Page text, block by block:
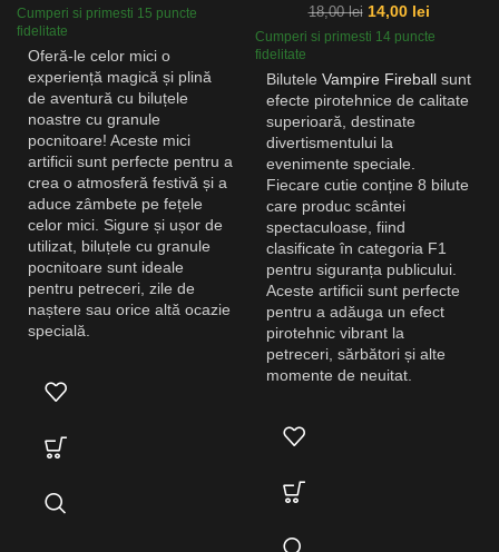
Cumperi si primesti 15 puncte
fidelitate
Oferă-le celor mici o
experiență magică și plină
de aventură cu biluțele
noastre cu granule
pocnitoare! Aceste mici
artificii sunt perfecte pentru a
crea o atmosferă festivă și a
aduce zâmbete pe fețele
celor mici. Sigure și ușor de
utilizat, biluțele cu granule
pocnitoare sunt ideale
pentru petreceri, zile de
naștere sau orice altă ocazie
specială.
18,00lei 14,00 lei
Cumperi si primesti 14 puncte
fidelitate
Bilutele Vampire Fireball sunt
efecte pirotehnice de calitate
superioară, destinate
divertismentului la
evenimente speciale.
Fiecare cutie conține 8 bilute
care produc scântei
spectaculoase, fiind
clasificate în categoria F1
pentru siguranța publicului.
Aceste artificii sunt perfecte
pentru a adăuga un efect
pirotehnic vibrant la
petreceri, sărbători și alte
momente de neuitat.